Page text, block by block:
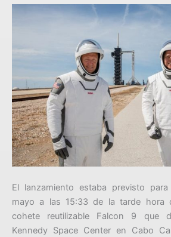
El lanzamiento estaba previsto
mayo a las 15:33 de la tarde hora
cohete reutilizable Falcon 9 que
Kennedy Space Center en Cabo